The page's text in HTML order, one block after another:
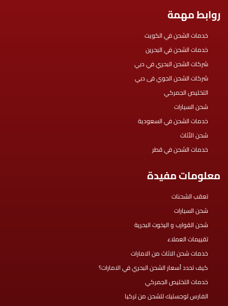
روابط مهمة
خدمات الشحن في الكويت
خدمات الشحن في البحرين
شركات الشحن البحري في دبي
شركات الشحن الجوي فى دبي
التخليص الجمركي
شحن السيارات
خدمات الشحن في السعودية
شحن الأثاث
خدمات الشحن في قطر
معلومات مفيدة
تعقب الشحنات
شحن السيارات
شحن القوارب و اليخوت البحرية
تقييمات العملاء
خدمات شحن الاثاث من الامارات
كيف تحدد أسعار الشحن البحري في الامارات؟
خدمات التخليص الجمركي
الفارس لوجستيك للشحن من تركيا